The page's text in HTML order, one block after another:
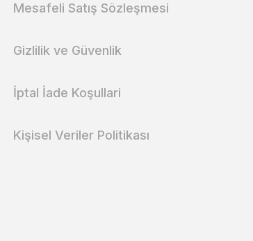
Mesafeli Satış Sözleşmesi
Gizlilik ve Güvenlik
İptal İade Koşullari
Kişisel Veriler Politikası